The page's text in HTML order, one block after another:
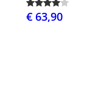
€ 63,90